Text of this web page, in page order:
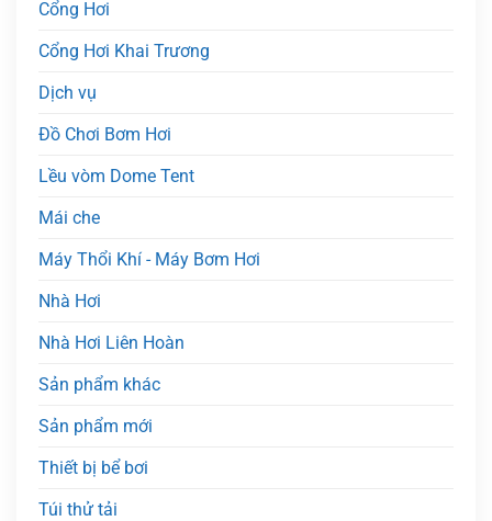
Cổng Hơi
Cổng Hơi Khai Trương
Dịch vụ
Đồ Chơi Bơm Hơi
Lều vòm Dome Tent
Mái che
Máy Thổi Khí - Máy Bơm Hơi
Nhà Hơi
Nhà Hơi Liên Hoàn
Sản phẩm khác
Sản phẩm mới
Thiết bị bể bơi
Túi thử tải